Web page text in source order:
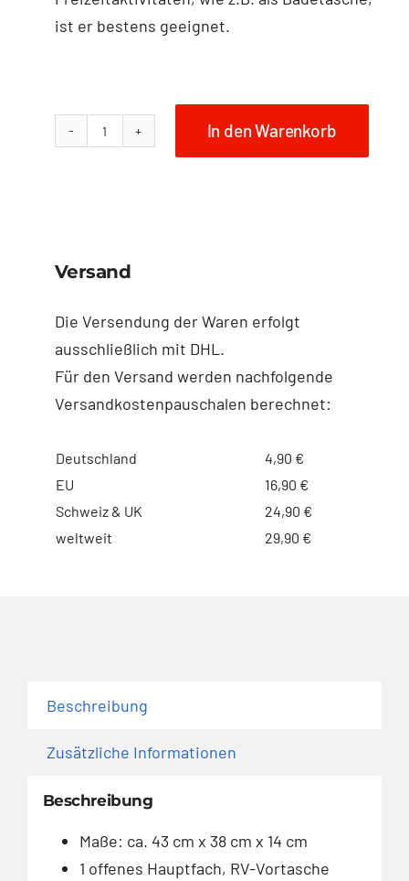
ist er bestens geeignet.
NO
Menge
In den Warenkorb
Versand
Die Versendung der Waren erfolgt
ausschließlich mit DHL.
Für den Versand werden nachfolgende
Versandkostenpauschalen berechnet:
Deutschland
4,90 €
EU
16,90 €
Schweiz & UK
24,90 €
weltweit
29,90 €
Beschreibung
Zusätzliche Informationen
Beschreibung
Maße: ca. 43 cm x 38 cm x 14 cm
1 offenes Hauptfach, RV-Vortasche